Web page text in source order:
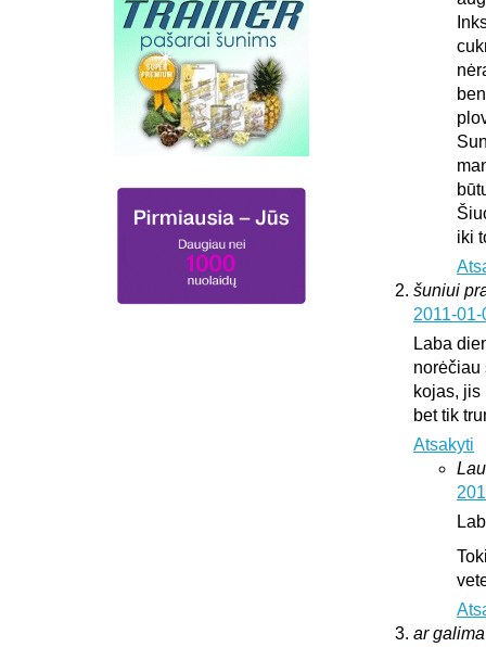
iki
šuniui
2011-
Laba
norėčiau
kojas,
bet tik
Atsakyti
ar